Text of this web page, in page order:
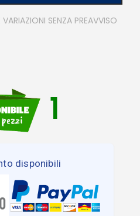
SENZA PREAVVISO
1
disponibili